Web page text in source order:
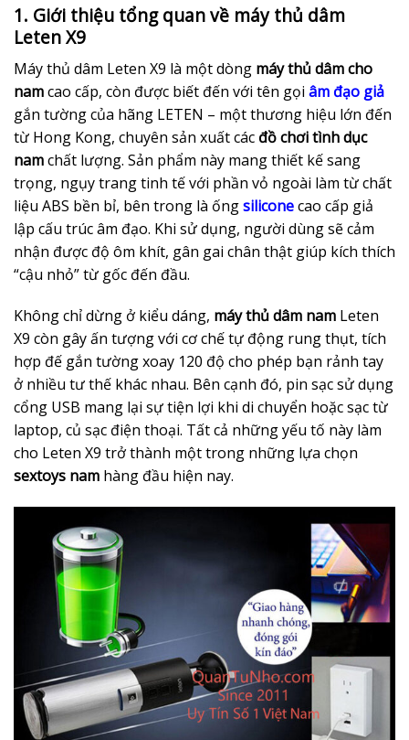
1. Giới thiệu tổng quan về máy thủ dâm
Leten X9
Máy thủ dâm Leten X9 là một dòng máy thủ dâm cho
namcao cấp, còn được biết đến với tên gọi âm đạo giả
gắn tường của hãng LETEN – một thương hiệu lớn đến
từ Hong Kong, chuyên sản xuất cácđồ chơi tình dục
namchất lượng. Sản phẩm này mang thiết kế sang
trọng, ngụy trang tinh tế với phần vỏ ngoài làm từ chất
liệu ABS bền bỉ, bên trong là ốngsiliconecao cấp giả
lập cấu trúc âm đạo. Khi sử dụng, người dùng sẽ cảm
nhận được độ ôm khít, gân gai chân thật giúp kích thích
“cậu nhỏ” từ gốc đến đầu.
Không chỉ dừng ở kiểu dáng, máy thủ dâm nam Leten
X9 còn gây ấn tượng với cơ chế tự động rung thụt, tích
hợp đế gắn tường xoay 120 độ cho phép bạn rảnh tay
ở nhiều tư thế khác nhau. Bên cạnh đó, pin sạc sử dụng
cổng USB mang lại sự tiện lợi khi di chuyển hoặc sạc từ
laptop, củ sạc điện thoại. Tất cả những yếu tố này làm
cho Leten X9 trở thành một trong những lựa chọn
sextoys nam hàng đầu hiện nay.